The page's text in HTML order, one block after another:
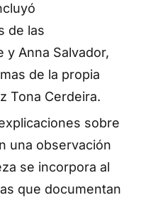
de las
y Anna Salvador,
de la propia
Tona Cerdeira.
sobre
una observación
se incorpora al
que documentan